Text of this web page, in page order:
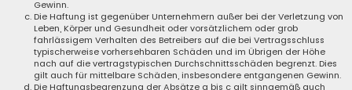
Gewinn.
Die Haftung ist gegenüber Unternehmern außer bei der Verletzung von
Leben, Körper und Gesundheit oder vorsätzlichem oder grob
fahrlässigem Verhalten des Betreibers auf die bei Vertragsschluss
typischerweise vorhersehbaren Schäden und im Übrigen der Höhe
nach auf die vertragstypischen Durchschnittsschäden begrenzt. Dies
gilt auch für mittelbare Schäden, insbesondere entgangenen Gewinn.
Die Haftungsbegrenzung der Absätze a bis c gilt sinngemäß auch